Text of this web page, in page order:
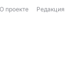
О проекте Редакция